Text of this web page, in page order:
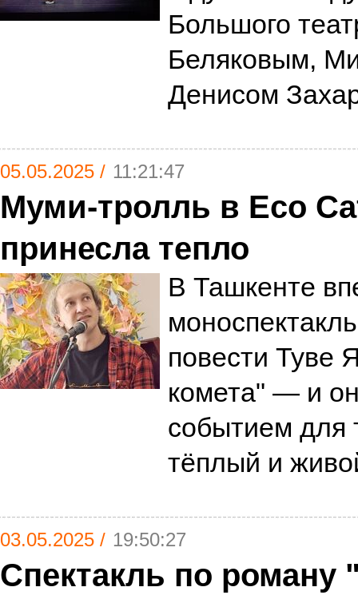
Большого
Беляковым,
Денисом
05.05.2025 / 11:21:47
Муми-тролль в Eco
принесла тепло
В Ташкенте
повести Туве
комета" — и
событием для
тёплый и
03.05.2025 / 19:50:27
Спектакль по